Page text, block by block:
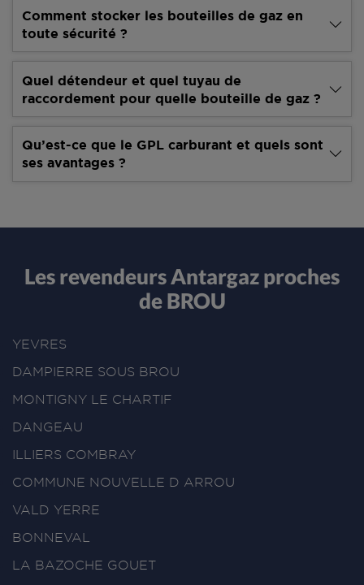
Comment stocker les bouteilles de gaz en
toute sécurité ?
Quel détendeur et quel tuyau de
raccordement pour quelle bouteille de gaz ?
Qu’est-ce que le GPL carburant et quels sont
ses avantages ?
Les revendeurs Antargaz proches
de BROU
YEVRES
DAMPIERRE SOUS BROU
MONTIGNY LE CHARTIF
DANGEAU
ILLIERS COMBRAY
COMMUNE NOUVELLE D ARROU
VALD YERRE
BONNEVAL
LA BAZOCHE GOUET